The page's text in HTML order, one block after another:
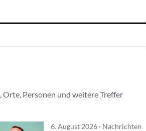
Personen und weitere Treffer
6. August 2026 · Nachrichten